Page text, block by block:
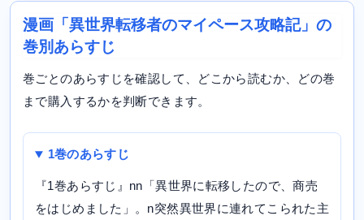
漫画「異世界転移者のマイペース攻略記」の
巻別あらすじ
巻ごとのあらすじを確認して、どこから読むか、どの巻
まで購入するかを判断できます。
1巻のあらすじ
『1巻あらすじ』nn「異世界に転移したので、商売
をはじめました」。n突然異世界に連れてこられた主